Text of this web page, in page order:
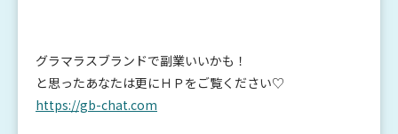
グラマラスブランドで副業いいかも！
と思ったあなたは更にＨＰをご覧ください♡
https://gb-chat.com